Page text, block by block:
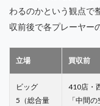
わるのかという観点で
収前後で各プレーヤー
立場 買収前
ビッグ
5（総合量
410店・
「中間